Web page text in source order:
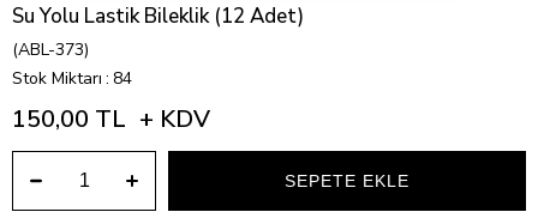
Su Yolu Lastik Bileklik (12 Adet)
(ABL-373)
Stok Miktarı : 84
150,00 TL + KDV